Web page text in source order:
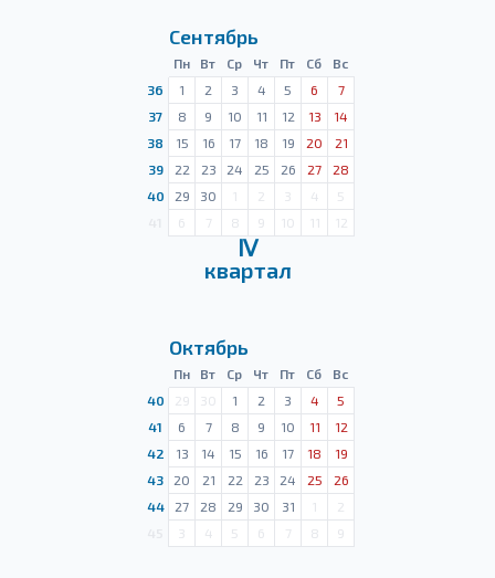
Сентябрь
Пн Вт Ср Чт Пт Сб
Вс
36
1 2 3 4 5 6
7
37
8 9 10 11 12 13
14
38
15 16 17 18 19 20
21
39
22 23 24 25 26 27
28
40
29 30 1 2 3 4
5
6 7 8 9 10 11 12
Ⅳ
квартал
Октябрь
Пн Вт Ср Чт Пт Сб
Вс
40
29 30 1 2 3 4
5
41
6 7 8 9 10 11
12
42
13 14 15 16 17 18
19
43
20 21 22 23 24 25
26
44
27 28 29 30 31 1
2
3 4 5 6 7 8 9